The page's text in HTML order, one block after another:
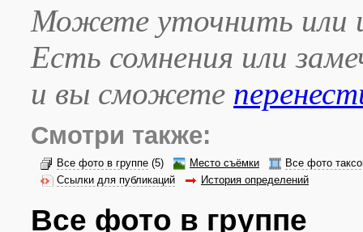
Можете уточнить или
Есть сомнения или
и вы сможете
Смотри также:
Все фото в группе (5) Место съёмки
Все фото
Ссылки для публикаций
История определений
Все фото в группе